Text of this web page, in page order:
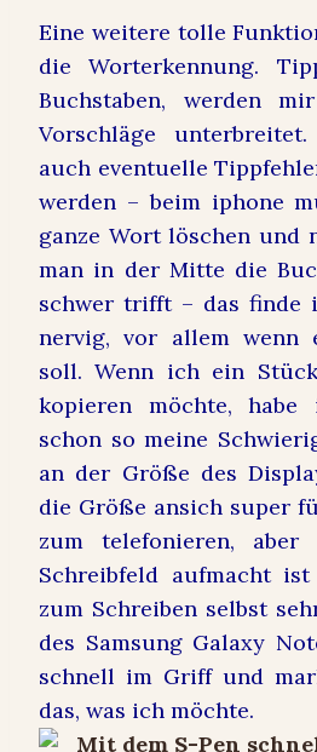
Eine weitere tolle
die Worterkennung.
Buchstaben, werden
Vorschläge
auch eventuelle
werden – beim iphone
ganze Wort löschen und
man in der Mitte die
schwer trifft – das finde
nervig, vor allem wenn
soll. Wenn ich ein
kopieren möchte,
schon so meine
an der Größe des
die Größe ansich super
zum telefonieren,
Schreibfeld aufmacht
zum Schreiben selbst
des Samsung Galaxy
schnell im Griff und
das, was ich möchte.